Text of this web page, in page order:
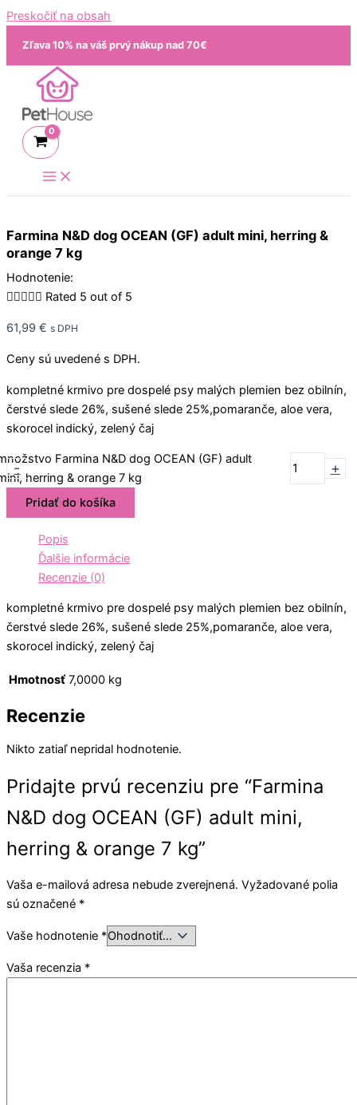
Preskočiť na obsah
Zľava 10% na váš prvý nákup nad 70€
Farmina N&D dog OCEAN (GF) adult mini, herring &
orange 7 kg
Hodnotenie:
 Rated 5 out of 5
61,99 € s DPH
Ceny sú uvedené s DPH.
kompletné krmivo pre dospelé psy malých plemien bez obilnín,
čerstvé slede 26%, sušené slede 25%,pomaranče, aloe vera,
skorocel indický, zelený čaj
-
Farmina N&D dog OCEAN (GF) adult
herring & orange 7 kg
+
Pridať do košíka
Popis
Ďalšie informácie
Recenzie (0)
kompletné krmivo pre dospelé psy malých plemien bez obilnín,
čerstvé slede 26%, sušené slede 25%,pomaranče, aloe vera,
skorocel indický, zelený čaj
Hmotnosť 7,0000 kg
Recenzie
Nikto zatiaľ nepridal hodnotenie.
Pridajte prvú recenziu pre “Farmina
N&D dog OCEAN (GF) adult mini,
herring & orange 7 kg”
Vaša e-mailová adresa nebude zverejnená. Vyžadované polia
sú označené *
Vaše hodnotenie *
Vaša recenzia *